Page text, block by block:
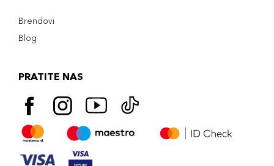
Brendovi
Blog
PRATITE NAS